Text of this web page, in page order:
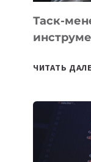
Таск-
ЧИТАТЬ